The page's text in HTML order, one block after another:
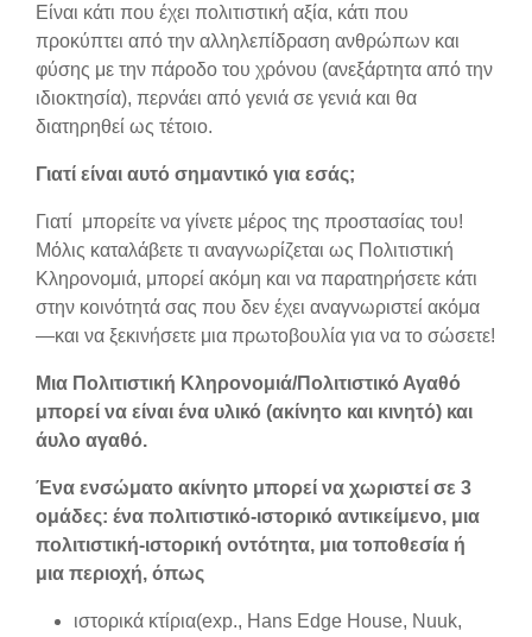
Είναι κάτι που έχει πολιτιστική αξία, κάτι που
προκύπτει από την αλληλεπίδραση ανθρώπων και
φύσης με την πάροδο του χρόνου (ανεξάρτητα από την
ιδιοκτησία), περνάει από γενιά σε γενιά και θα
διατηρηθεί ως τέτοιο.
Γιατί είναι αυτό σημαντικό για εσάς;
Γιατί μπορείτε να γίνετε μέρος της προστασίας του!
Μόλις καταλάβετε τι αναγνωρίζεται ως Πολιτιστική
Κληρονομιά, μπορεί ακόμη και να παρατηρήσετε κάτι
στην κοινότητά σας που δεν έχει αναγνωριστεί ακόμα
—και να ξεκινήσετε μια πρωτοβουλία για να το σώσετε!
Μια Πολιτιστική Κληρονομιά/Πολιτιστικό Αγαθό
μπορεί να είναι ένα υλικό (ακίνητο και κινητό) και
άυλο αγαθό.
Ένα ενσώματο ακίνητο μπορεί να χωριστεί σε 3
ομάδες: ένα πολιτιστικό-ιστορικό αντικείμενο, μια
πολιτιστική-ιστορική οντότητα, μια τοποθεσία ή
μια περιοχή, όπως
ιστορικά κτίρια(exp., Hans Edge House, Nuuk,